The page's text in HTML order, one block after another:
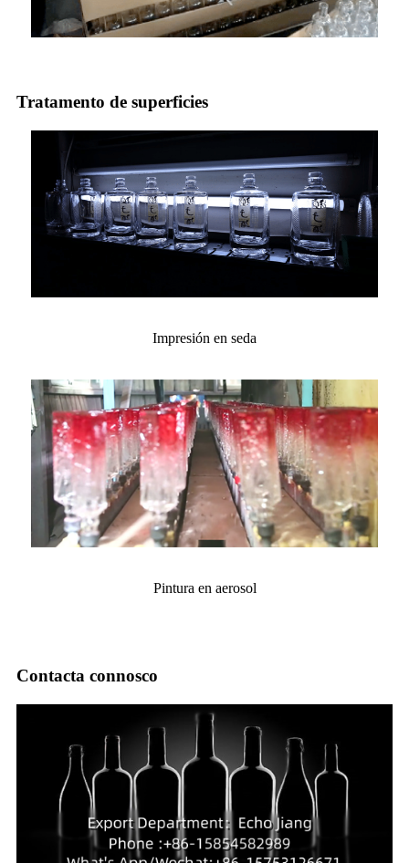
Tratamento de superficies
Impresión en seda
Pintura en aerosol
Contacta connosco